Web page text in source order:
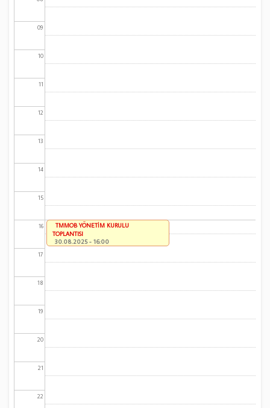
09
10
11
12
13
14
15
16
17
18
19
20
21
22
TMMOB YÖNETİM KURULU
TOPLANTISI
30.08.2025 - 16:00